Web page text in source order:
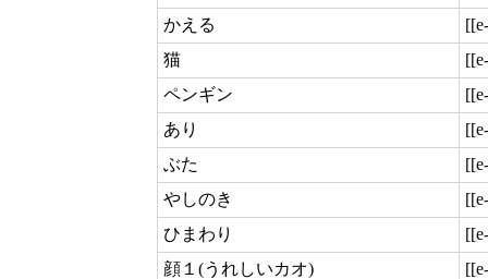
かえる
猫
ペンギン
あり
ぶた
やしのき
ひまわり
顔１(うれしいカオ)